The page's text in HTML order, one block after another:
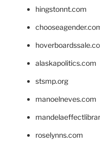
hingstonnt.com
alaskapolitics.com
stsmp.org
manoelneves.com
roselynns.com